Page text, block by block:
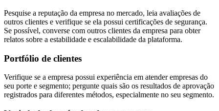
Pesquise a reputação da empresa no mercado, leia avaliações de
outros clientes e verifique se ela possui certificações de segurança.
Se possível, converse com outros clientes da empresa para obter
relatos sobre a estabilidade e escalabilidade da plataforma.
Portfólio de clientes
Verifique se a empresa possui experiência em atender empresas do
seu porte e segmento; pergunte quais são os resultados de aprovação
registrados para diferentes métodos, especialmente no seu segmento.